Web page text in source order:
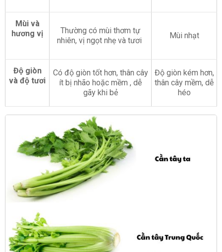
Mùi và
hương vị
Thường có mùi thơm tự
nhiên, vị ngọt nhẹ và tươi
Mùi nhạt
Độ giòn
và độ tươi
Có độ giòn tốt hơn, thân cây
ít bị nhão hoặc mềm , dễ
gãy khi bẻ
Độ giòn kém hơn,
thân cây mềm, dễ
héo